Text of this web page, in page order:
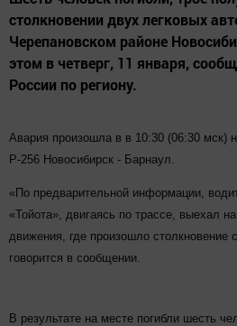
столкновении двух легковых
Черепановском районе
этом в четверг, 11 января,
России по региону.
Авария произошла в в 10:30 (06:30 мск)
Р-256 Новосибирск - Барнаул.
«По предварительной информации,
«Тойота», двигаясь по трассе, выехал
движения, где произошло столкновение
говорится в сообщении.
В результате на месте погибли шесть